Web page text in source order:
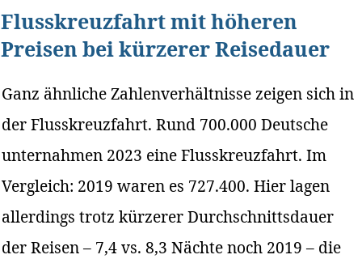
Flusskreuzfahrt mit höheren
Preisen bei kürzerer Reisedauer
Ganz ähnliche Zahlenverhältnisse zeigen sich in
der Flusskreuzfahrt. Rund 700.000 Deutsche
unternahmen 2023 eine Flusskreuzfahrt. Im
Vergleich: 2019 waren es 727.400. Hier lagen
allerdings trotz kürzerer Durchschnittsdauer
der Reisen – 7,4 vs. 8,3 Nächte noch 2019 – die